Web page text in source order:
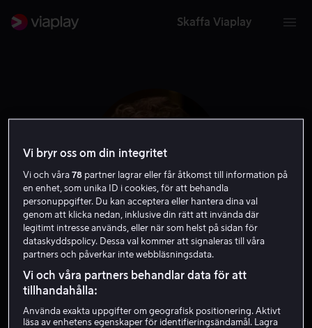
Skaffa Viaplay
John McConnell
Vi bryr oss om din integritet
Vi och våra78 partner lagrar eller får åtkomst till information på
en enhet, som unika ID i cookies, för att behandla
personuppgifter. Du kan acceptera eller hantera dina val
genom att klicka nedan, inklusive din rätt att invända där
legitimt intresse används, eller när som helst på sidan för
dataskyddspolicy. Dessa val kommer att signaleras till våra
partners och påverkar inte webbläsningsdata.
Vi och våra partners behandlar data för att
tillhandahålla:
Använda exakta uppgifter om geografisk positionering. Aktivt
läsa av enhetens egenskaper för identifieringsändamål. Lagra